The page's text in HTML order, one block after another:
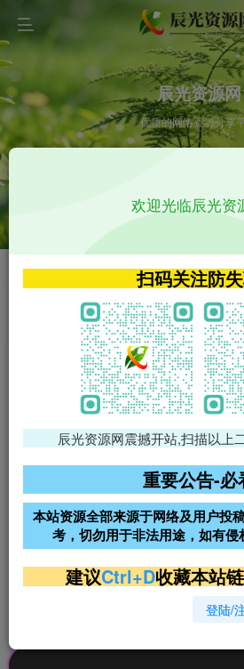
辰光资源网
优质的网络资源分享
VIP特权介绍
VIP特权介绍
火
VIP特权介绍
免费领支付宝红包
腾讯
阿里云2核2G200M服务器68元/
年
超低价文字广告位招租
公
欢迎光临辰光资
扫码关注防
辰光资源网震撼开站,扫描以上
重要公告-必
本站资源全部来源于网络及用户投
考，切勿用于非法用途，如有
建议Ctrl+D收藏本站
登陆/